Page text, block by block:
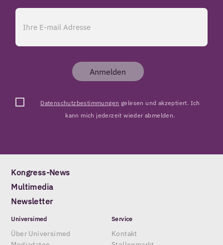
Anmelden
Datenschutzbestimmungen gelesen und akzeptiert. Ich
kann mich jederzeit wieder abmelden.
Kongress-News
Multimedia
Newsletter
Universimed
Über Universimed
Service
Kontakt